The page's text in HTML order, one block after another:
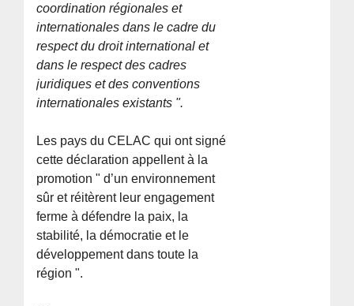
coordination régionales et
internationales dans le cadre du
respect du droit international et
dans le respect des cadres
juridiques et des conventions
internationales existants ".
Les pays du CELAC qui ont signé
cette déclaration appellent à la
promotion " d’un environnement
sûr et réitèrent leur engagement
ferme à défendre la paix, la
stabilité, la démocratie et le
développement dans toute la
région ".